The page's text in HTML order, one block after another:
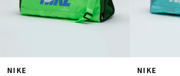
NIKE NIKE